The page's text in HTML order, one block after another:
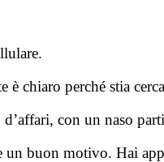
è chiaro perché stia
d’affari, con un naso
un buon motivo. Hai